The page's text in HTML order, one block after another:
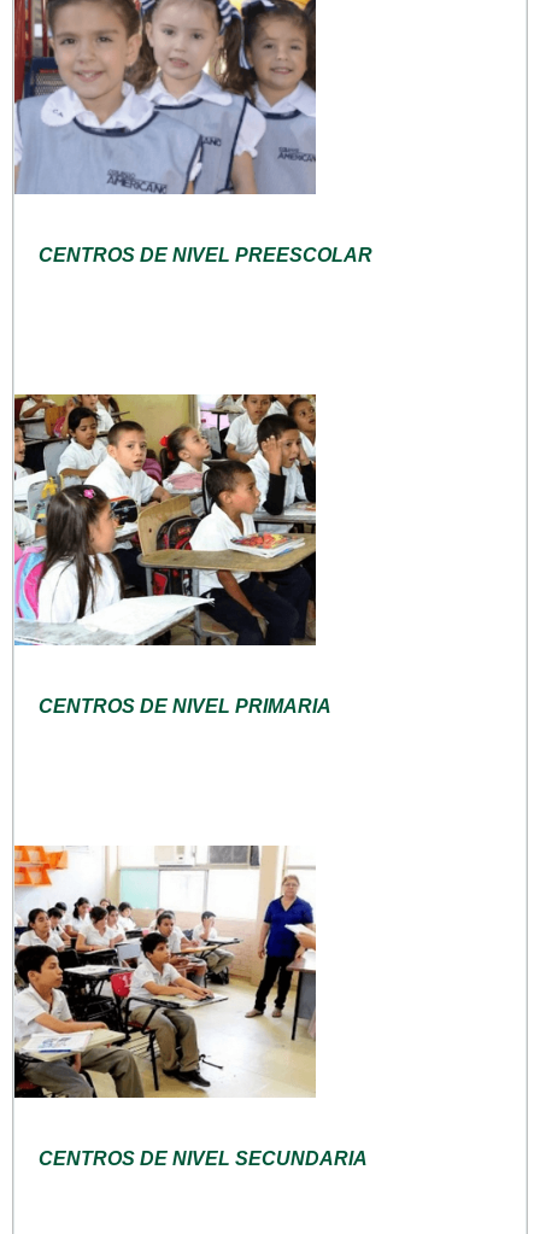
CENTROS DE NIVEL PREESCOLAR
CENTROS DE NIVEL PRIMARIA
CENTROS DE NIVEL SECUNDARIA